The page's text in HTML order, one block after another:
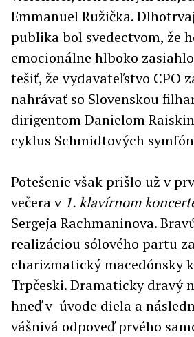
Emmanuel Ružička.
publika bol svedectvom, že
emocionálne hlboko
tešiť, že vydavateľstvo CPO
nahrávať so Slovenskou
dirigentom Danielom
cyklus Schmidtových
Potešenie však prišlo už v
večera v 1. klavírnom
Sergeja Rachmaninova.
realizáciou sólového partu
charizmatický macedónsky
Trpčeski. Dramaticky dravý
hneď v úvode diela a
vášnivá odpoveď prvého